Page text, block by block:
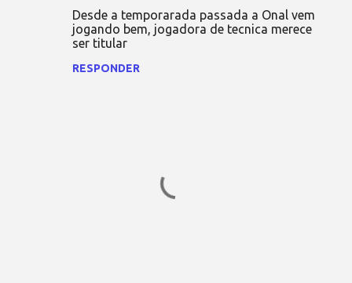
Desde a temporarada passada a Onal vem
jogando bem, jogadora de tecnica merece
ser titular
RESPONDER